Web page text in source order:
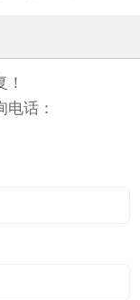
话：